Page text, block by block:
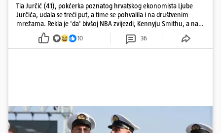
Tia Jurčić (41), pokćerka poznatog hrvatskog ekonomista Ljube
Jurčića, udala se treći put, a time se pohvalila i na društvenim
mrežama. Rekla je 'da' bivšoj NBA zvijezdi, Kennyju Smithu, a na
snimkama i fotografijama je pokazala vesele trenutke s vjenčanja
10 36